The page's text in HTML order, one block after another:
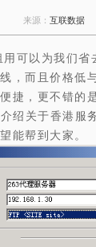
来源： 互联数据
可以为我们省
，而且价格低
捷，更不错的
绍关于香港服
能帮到大家。